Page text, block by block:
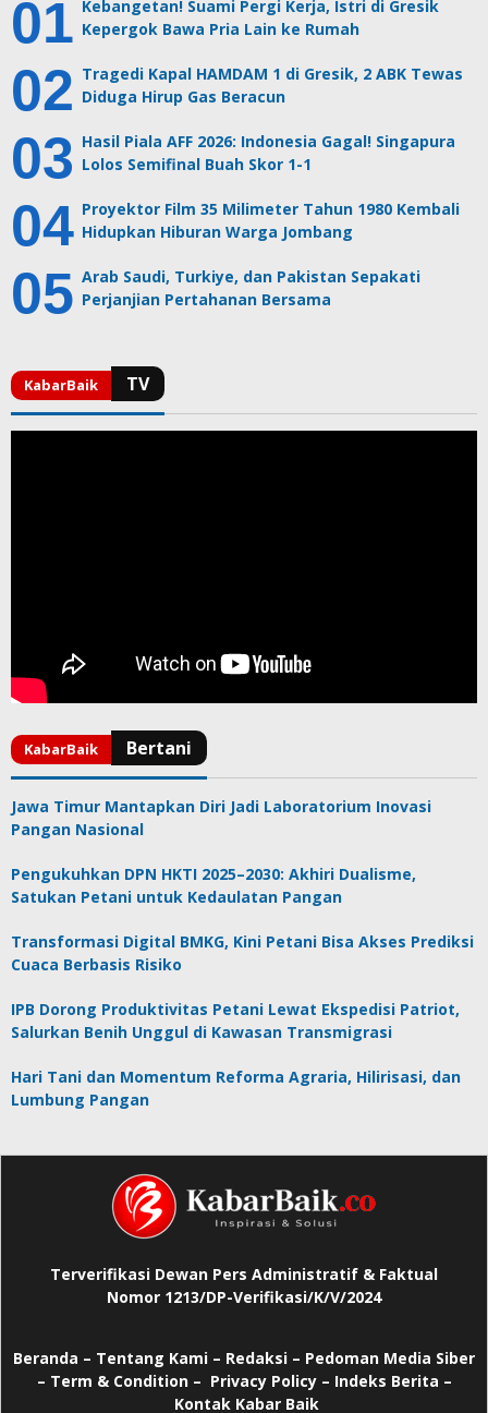
Kebangetan! Suami Pergi Kerja, Istri di Gresik
Kepergok Bawa Pria Lain ke Rumah
Tragedi Kapal HAMDAM 1 di Gresik, 2 ABK Tewas
Diduga Hirup Gas Beracun
Hasil Piala AFF 2026: Indonesia Gagal! Singapura
Lolos Semifinal Buah Skor 1-1
Proyektor Film 35 Milimeter Tahun 1980 Kembali
Hidupkan Hiburan Warga Jombang
Arab Saudi, Turkiye, dan Pakistan Sepakati
Perjanjian Pertahanan Bersama
Jawa Timur Mantapkan Diri Jadi Laboratorium Inovasi
Pangan Nasional
Pengukuhkan DPN HKTI 2025–2030: Akhiri Dualisme,
Satukan Petani untuk Kedaulatan Pangan
Transformasi Digital BMKG, Kini Petani Bisa Akses Prediksi
Cuaca Berbasis Risiko
IPB Dorong Produktivitas Petani Lewat Ekspedisi Patriot,
Salurkan Benih Unggul di Kawasan Transmigrasi
Hari Tani dan Momentum Reforma Agraria, Hilirisasi, dan
Lumbung Pangan
Terverifikasi Dewan Pers Administratif & Faktual
Nomor 1213/DP-Verifikasi/K/V/2024
Beranda – Tentang Kami – Redaksi – Pedoman Media Siber
– Term & Condition – Privacy Policy– Indeks Berita –
Kontak Kabar Baik